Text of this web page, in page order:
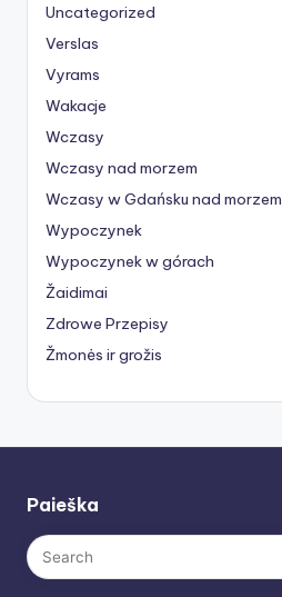
Uncategorized
Verslas
Vyrams
Wakacje
Wczasy
Wczasy nad morzem
Wczasy w Gdańsku nad morzem
Wypoczynek
Wypoczynek w górach
Žaidimai
Zdrowe Przepisy
Žmonės ir grožis
Paieška